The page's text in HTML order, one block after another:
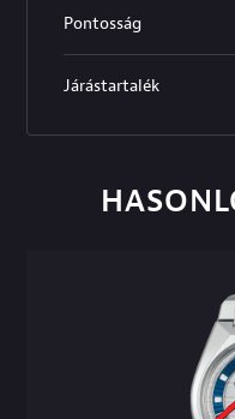
Pontosság
Járástartalék